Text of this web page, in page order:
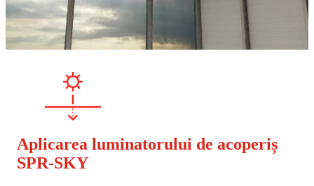
Aplicarea luminatorului de acoperiș
SPR-SKY